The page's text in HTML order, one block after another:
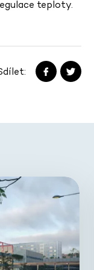
teploty.